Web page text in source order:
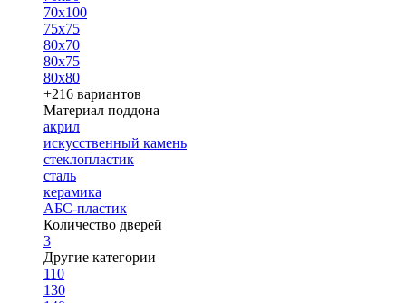
70х100
75х75
80х70
80х75
80х80
+216 вариантов
Материал поддона
акрил
искусственный камень
стеклопластик
сталь
керамика
АБС-пластик
Количество дверей
3
Другие категории
110
130